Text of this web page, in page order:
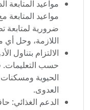
مواعيد
مواعيد
ضرورية لمتابعة
اللازمة، وحل
الالتزام بتناول
حسب التعليمات.
الحيوية
العدوى.
الدعم الغذائي: